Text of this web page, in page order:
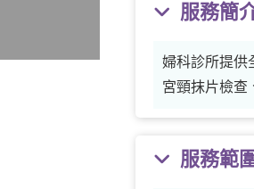
服務簡
婦科診所提供
宮頸抹片檢查
服務範